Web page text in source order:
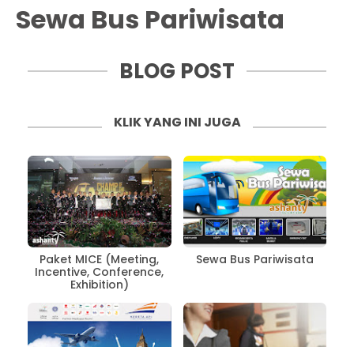
Sewa Bus Pariwisata
BLOG POST
KLIK YANG INI JUGA
Paket MICE (Meeting,
Incentive, Conference,
Exhibition)
Sewa Bus Pariwisata